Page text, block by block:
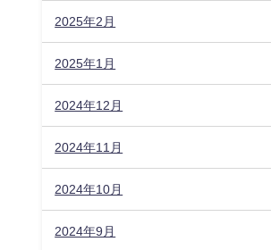
2025年2月
2025年1月
2024年12月
2024年11月
2024年10月
2024年9月